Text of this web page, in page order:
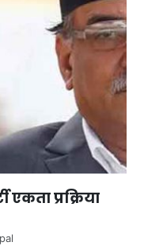
एकता प्रक्रिया